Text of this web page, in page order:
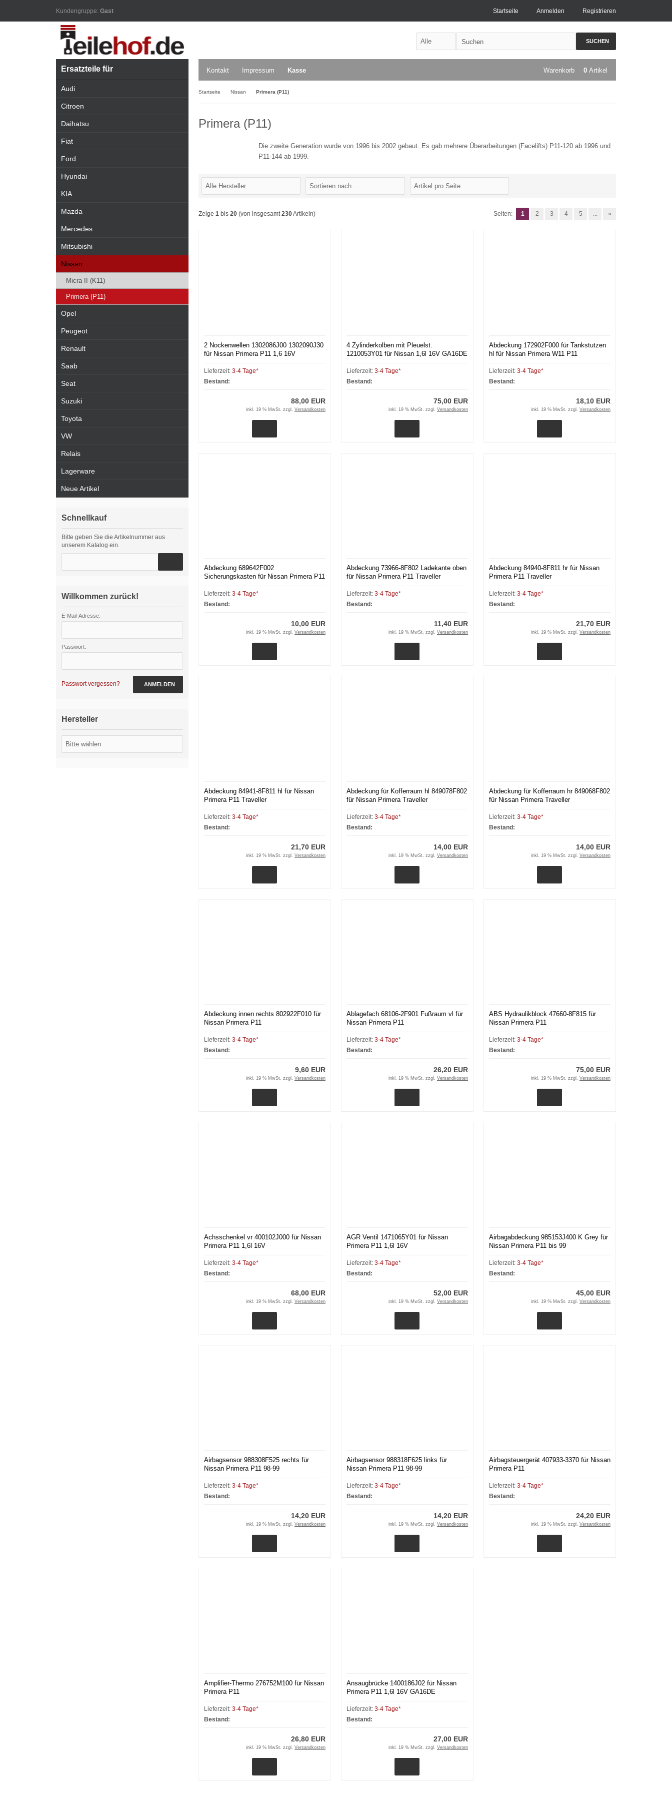
Kundengruppe: Gast Registrieren
Anmelden
Startseite
SUCHEN
Kontakt Impressum Kasse Warenkorb 0 Artikel
Startseite Nissan Primera (P11)
Primera (P11)
Die zweite Generation wurde von 1996 bis 2002 gebaut. Es gab mehrere Überarbeitungen (Facelifts) P11-120 ab 1996 und
P11-144 ab 1999.
Zeige 1 bis 20 (von insgesamt230Artikeln) Seiten: 1 2 3 4 5 ... »
2 Nockenwellen 1302086J00 1302090J30
für Nissan Primera P11 1,6 16V
Lieferzeit: 3-4 Tage*
Bestand:
88,00 EUR
inkl. 19 % MwSt. zzgl. Versandkosten
4 Zylinderkolben mit Pleuelst.
1210053Y01 für Nissan 1,6l 16V GA16DE
Lieferzeit: 3-4 Tage*
Bestand:
75,00 EUR
inkl. 19 % MwSt. zzgl. Versandkosten
Abdeckung 172902F000 für Tankstutzen
hl für Nissan Primera W11 P11
Lieferzeit: 3-4 Tage*
Bestand:
18,10 EUR
inkl. 19 % MwSt. zzgl. Versandkosten
Abdeckung 689642F002
Sicherungskasten für Nissan Primera P11
Lieferzeit: 3-4 Tage*
Bestand:
10,00 EUR
inkl. 19 % MwSt. zzgl. Versandkosten
Abdeckung 73966-8F802 Ladekante oben
für Nissan Primera P11 Traveller
Lieferzeit: 3-4 Tage*
Bestand:
11,40 EUR
inkl. 19 % MwSt. zzgl. Versandkosten
Abdeckung 84940-8F811 hr für Nissan
Primera P11 Traveller
Lieferzeit: 3-4 Tage*
Bestand:
21,70 EUR
inkl. 19 % MwSt. zzgl. Versandkosten
Abdeckung 84941-8F811 hl für Nissan
Primera P11 Traveller
Lieferzeit: 3-4 Tage*
Bestand:
21,70 EUR
inkl. 19 % MwSt. zzgl. Versandkosten
Abdeckung für Kofferraum hl 849078F802
für Nissan Primera Traveller
Lieferzeit: 3-4 Tage*
Bestand:
14,00 EUR
inkl. 19 % MwSt. zzgl. Versandkosten
Abdeckung für Kofferraum hr 849068F802
für Nissan Primera Traveller
Lieferzeit: 3-4 Tage*
Bestand:
14,00 EUR
inkl. 19 % MwSt. zzgl. Versandkosten
Abdeckung innen rechts 802922F010 für
Nissan Primera P11
Lieferzeit: 3-4 Tage*
Bestand:
9,60 EUR
inkl. 19 % MwSt. zzgl. Versandkosten
Ablagefach 68106-2F901 Fußraum vl für
Nissan Primera P11
Lieferzeit: 3-4 Tage*
Bestand:
26,20 EUR
inkl. 19 % MwSt. zzgl. Versandkosten
ABS Hydraulikblock 47660-8F815 für
Nissan Primera P11
Lieferzeit: 3-4 Tage*
Bestand:
75,00 EUR
inkl. 19 % MwSt. zzgl. Versandkosten
Achsschenkel vr 400102J000 für Nissan
Primera P11 1,6l 16V
Lieferzeit: 3-4 Tage*
Bestand:
68,00 EUR
inkl. 19 % MwSt. zzgl. Versandkosten
AGR Ventil 1471065Y01 für Nissan
Primera P11 1,6l 16V
Lieferzeit: 3-4 Tage*
Bestand:
52,00 EUR
inkl. 19 % MwSt. zzgl. Versandkosten
Airbagabdeckung 985153J400 K Grey für
Nissan Primera P11 bis 99
Lieferzeit: 3-4 Tage*
Bestand:
45,00 EUR
inkl. 19 % MwSt. zzgl. Versandkosten
Airbagsensor 988308F525 rechts für
Nissan Primera P11 98-99
Lieferzeit: 3-4 Tage*
Bestand:
14,20 EUR
inkl. 19 % MwSt. zzgl. Versandkosten
Airbagsensor 988318F625 links für
Nissan Primera P11 98-99
Lieferzeit: 3-4 Tage*
Bestand:
14,20 EUR
inkl. 19 % MwSt. zzgl. Versandkosten
Airbagsteuergerät 407933-3370 für Nissan
Primera P11
Lieferzeit: 3-4 Tage*
Bestand:
24,20 EUR
inkl. 19 % MwSt. zzgl. Versandkosten
Amplifier-Thermo 276752M100 für Nissan
Primera P11
Lieferzeit: 3-4 Tage*
Bestand:
26,80 EUR
inkl. 19 % MwSt. zzgl. Versandkosten
Ansaugbrücke 1400186J02 für Nissan
Primera P11 1,6l 16V GA16DE
Lieferzeit: 3-4 Tage*
Bestand:
27,00 EUR
inkl. 19 % MwSt. zzgl. Versandkosten
Ersatzteile für
Audi
Citroen
Daihatsu
Fiat
Ford
Hyundai
KIA
Mazda
Mercedes
Mitsubishi
Nissan
Micra II (K11)
Primera (P11)
Opel
Peugeot
Renault
Saab
Seat
Suzuki
Toyota
VW
Relais
Lagerware
Neue Artikel
Schnellkauf
Bitte geben Sie die Artikelnummer aus
unserem Katalog ein.
Willkommen zurück!
E-Mail-Adresse:
Passwort:
Passwort vergessen? ANMELDEN
Hersteller